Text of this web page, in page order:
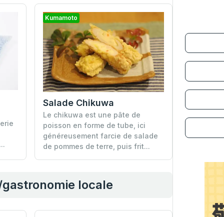
Kumamoto
Salade Chikuwa
Le chikuwa est une pâte de
poisson en forme de tube, ici
généreusement farcie de salade
de pommes de terre, puis frit...
locale